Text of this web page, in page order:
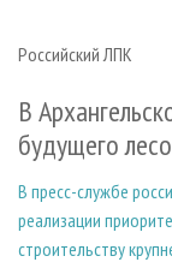
Российский ЛПК
В
будущего
В пресс-службе
реализации
строительству